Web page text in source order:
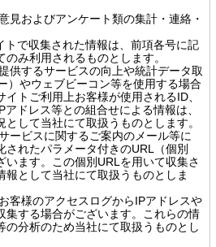
見およびアンケート類の集計・連絡・
トで収集された情報は、前項各号に記
み利用されるものとします。
供するサービスの向上や統計データ取
）やウェブビーコン等を使用する場合
トご利用上お客様が使用されるID、
ドレス等との組合せによる情報は、
して当社にて取扱うものとします。
ービスに関するご案内のメール等に
されたパラメータ付きのURL（個別
います。この個別URLを用いて収集さ
報として当社にて取扱うものとしま
客様のアクセスログからIPアドレスや
集する場合がございます。これらの情
の分析のため当社にて取扱うものとし